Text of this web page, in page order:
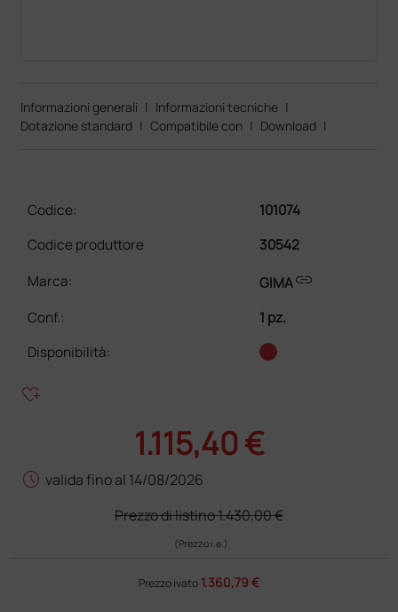
Informazioni generali | Informazioni tecniche |
Dotazione standard | Compatibile con | Download |
Codice:
101074
Codice produttore
30542
Marca:
GIMAlink
Conf.:
1 pz.
Disponibilità:
heart_plus
1.115,40 €
schedule valida fino al 14/08/2026
Prezzo di listino1.430,00 €
(Prezzo i.e.)
Prezzo ivato 1.360,79 €